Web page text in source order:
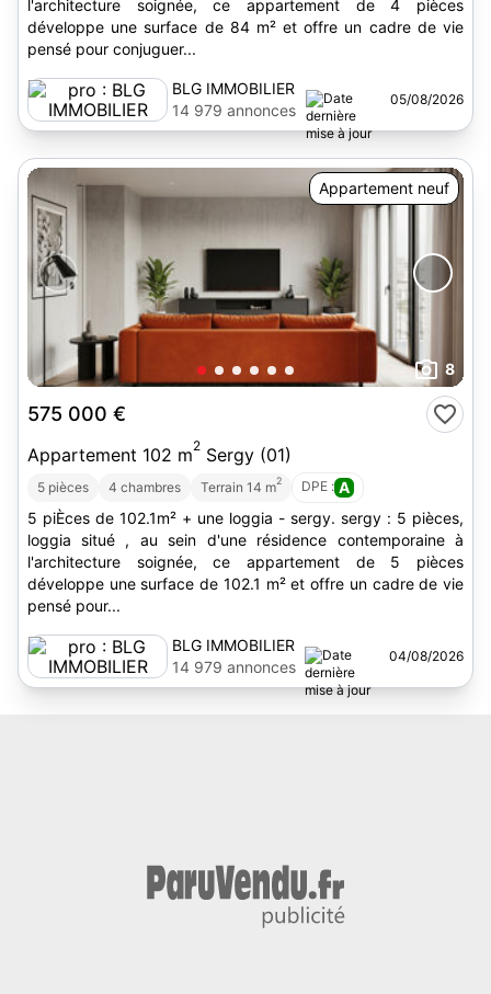
l'architecture soignée, ce appartement de 4 pièces
développe une surface de 84 m² et offre un cadre de vie
pensé pour conjuguer...
BLG IMMOBILIER
14 979 annonces
05/08/2026
Appartement neuf
8
575 000 €
Appartement 102 m2 Sergy (01)
5 pièces 4 chambres Terrain 14 m2 DPE : A
5 piÈces de 102.1m² + une loggia - sergy. sergy : 5 pièces,
loggia situé , au sein d'une résidence contemporaine à
l'architecture soignée, ce appartement de 5 pièces
développe une surface de 102.1 m² et offre un cadre de vie
pensé pour...
BLG IMMOBILIER
14 979 annonces
04/08/2026